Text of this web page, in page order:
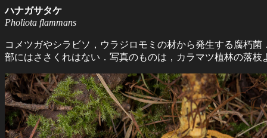
ハナガサタケ
Pholiota flammans
コメツガやシラビソ，ウラジロモミの材から発生する腐朽
部にはささくれはない．写真のものは，カラマツ植林の落枝